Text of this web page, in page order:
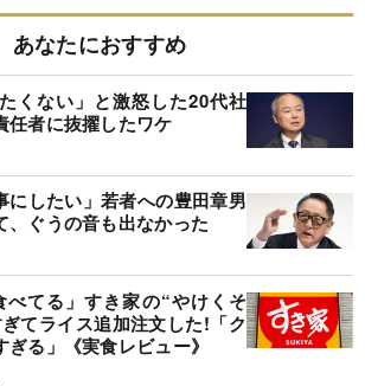
あなたにおすすめ
くない」と激怒した20代社
任者に抜擢したワケ
にしたい」若者への豊田章男
、ぐうの音も出なかった
べてる」すき家の“やけくそ
てライス追加注文した!「ク
る」《実食レビュー》